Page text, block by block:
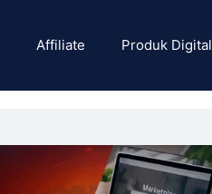
Affiliate Produk Digital